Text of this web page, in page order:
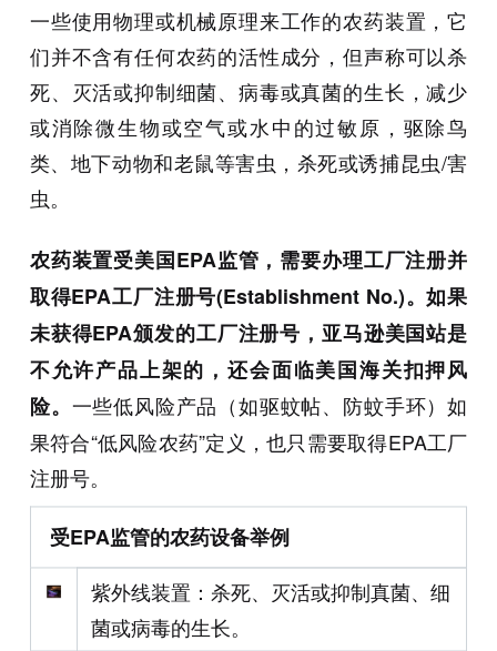
一些使用物理或机械原理来工作的农药装置，它
们并不含有任何农药的活性成分，但声称可以杀
死、灭活或抑制细菌、病毒或真菌的生长，减少
或消除微生物或空气或水中的过敏原，驱除鸟
类、地下动物和老鼠等害虫，杀死或诱捕昆虫/害
虫。
农药装置受美国EPA监管，需要办理工厂注册并
取得EPA工厂注册号(Establishment No.)。如果
未获得EPA颁发的工厂注册号，亚马逊美国站是
不允许产品上架的，还会面临美国海关扣押风
险。 一些低风险产品（如驱蚊帖、防蚊手环）如
果符合“低风险农药”定义，也只需要取得EPA工厂
注册号。
受EPA监管的农药设备举例
紫外线装置：杀死、灭活或抑制真菌、细
菌或病毒的生长。